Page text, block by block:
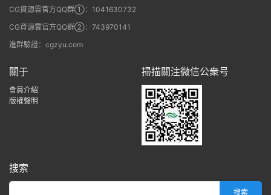
CG資源雲官方QQ群①：1041630732
CG資源雲官方QQ群②：743970141
進群驗證：cgzyu.com
關于
會員介紹
版權聲明
掃描關注微信公衆号
搜索